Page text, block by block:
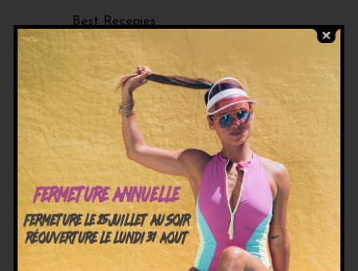
Best Recepies
Démarré par :
Vegan Diet
Cleanse &
Detox
Démarré par :
Helene
dans : Health Coaching
Switching to
Vegan Diet
Démarré par :
Helene
dans :Recipe Book